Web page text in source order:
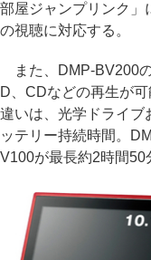
部屋ジャンプリンク」
の視聴に対応する。
また、DMP-BV200
D、CDなどの再生が
違いは、光学ドライブ
ッテリー持続時間。
V100が最長約2時間50